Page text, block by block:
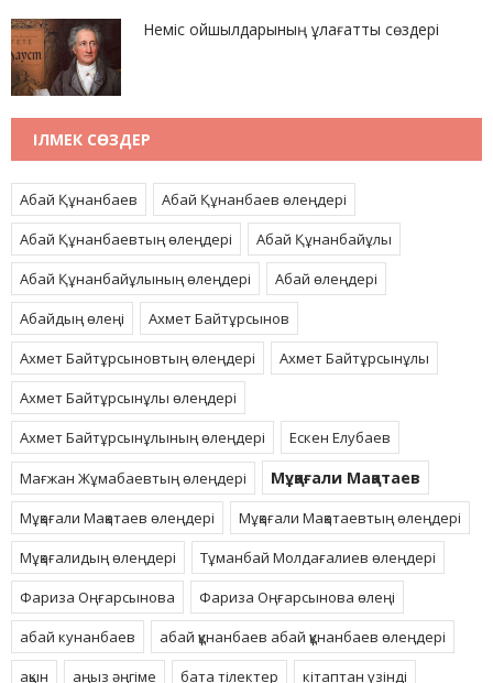
Неміс ойшылдарының ұлағатты сөздері
ІЛМЕК СӨЗДЕР
Абай Құнанбаев
Абай Құнанбаев өлеңдері
Абай Құнанбаевтың өлеңдері
Абай Құнанбайұлы
Абай Құнанбайұлының өлеңдері
Абай өлеңдері
Абайдың өлеңі
Ахмет Байтұрсынов
Ахмет Байтұрсыновтың өлеңдері
Ахмет Байтұрсынұлы
Ахмет Байтұрсынұлы өлеңдері
Ахмет Байтұрсынұлының өлеңдері
Ескен Елубаев
Мағжан Жұмабаевтың өлеңдері Мұқағали Мақатаев
Мұқағали Мақатаев өлеңдері
Мұқағали Мақатаевтың өлеңдері
Мұқағалидың өлеңдері
Тұманбай Молдағалиев өлеңдері
Фариза Оңғарсынова
Фариза Оңғарсынова өлеңі
абай кунанбаев
абай құнанбаев абай құнанбаев өлеңдері
ақын
аңыз әңгіме бата тілектер
кітаптан үзінді